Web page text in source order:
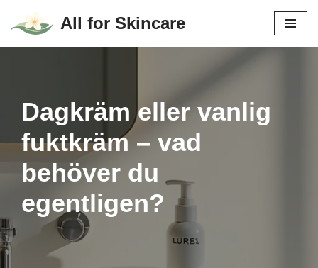
Hoppa
All for Skincare
Dagkräm eller vanlig
fuktkräm – vad
behöver du
egentligen?